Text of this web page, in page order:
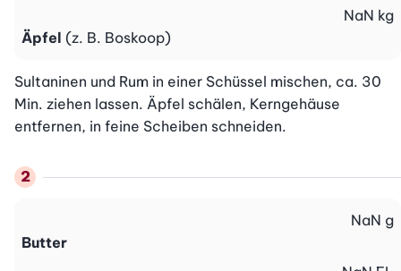
Äpfel (z. B. Boskoop)
NaN kg
Sultaninen und Rum in einer Schüssel mischen, ca. 30
Min. ziehen lassen. Äpfel schälen, Kerngehäuse
entfernen, in feine Scheiben schneiden.
Butter
NaN g